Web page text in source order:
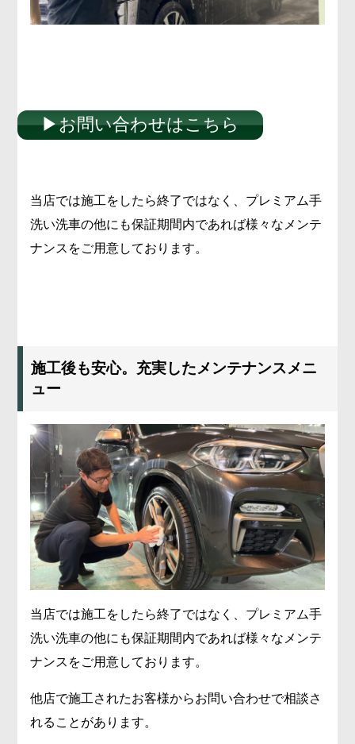
▶︎お問い合わせはこちら
当店では施工をしたら終了ではなく、プレミアム手
洗い洗車の他にも保証期間内であれば様々なメンテ
ナンスをご用意しております。
施工後も安心。充実したメンテナンスメニ
ュー
当店では施工をしたら終了ではなく、プレミアム手
洗い洗車の他にも保証期間内であれば様々なメンテ
ナンスをご用意しております。
他店で施工されたお客様からお問い合わせで相談さ
れることがあります。